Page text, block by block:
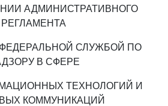
АДМИНИСТРАТИВНОГО
РЕГЛАМЕНТА
СЛУЖБОЙ ПО
В СФЕРЕ
ТЕХНОЛОГИЙ И
КОММУНИКАЦИЙ